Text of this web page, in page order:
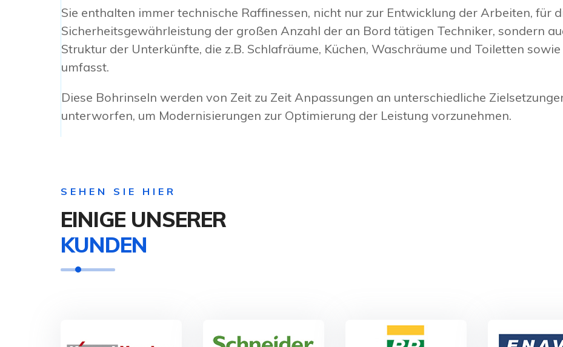
Sie enthalten immer technische Raffinessen, nicht nur zur Entwicklung der Arbeiten, für
Sicherheitsgewährleistung der großen Anzahl der an Bord tätigen Techniker, sondern
Struktur der Unterkünfte, die z.B. Schlafräume, Küchen, Waschräume und Toiletten
umfasst.
Diese Bohrinseln werden von Zeit zu Zeit Anpassungen an unterschiedliche
unterworfen, um Modernisierungen zur Optimierung der Leistung vorzunehmen.
SEHEN SIE HIER
EINIGE UNSERER
KUNDEN